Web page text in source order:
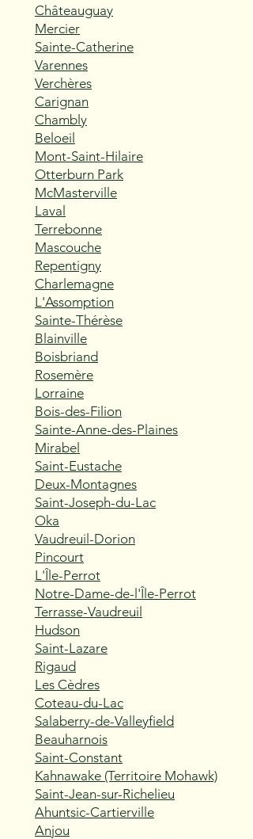
Châteauguay
Mercier
Sainte-Catherine
Varennes
Verchères
Carignan
Chambly
Beloeil
Mont-Saint-Hilaire
Otterburn Park
McMasterville
Laval
Terrebonne
Mascouche
Repentigny
Charlemagne
L'Assomption
Sainte-Thérèse
Blainville
Boisbriand
Rosemère
Lorraine
Bois-des-Filion
Sainte-Anne-des-Plaines
Mirabel
Saint-Eustache
Deux-Montagnes
Saint-Joseph-du-Lac
Oka
Vaudreuil-Dorion
Pincourt
L'Île-Perrot
Notre-Dame-de-l'Île-Perrot
Terrasse-Vaudreuil
Hudson
Saint-Lazare
Rigaud
Les Cèdres
Coteau-du-Lac
Salaberry-de-Valleyfield
Beauharnois
Saint-Constant
Kahnawake (Territoire Mohawk)
Saint-Jean-sur-Richelieu
Ahuntsic-Cartierville
Anjou